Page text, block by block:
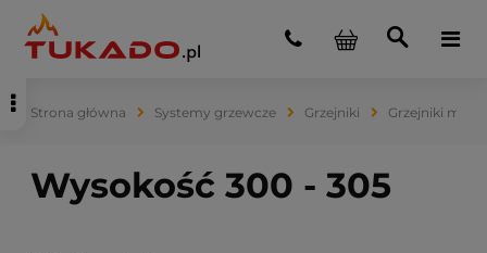
Strona główna Systemy grzewcze Grzejniki Grzejniki